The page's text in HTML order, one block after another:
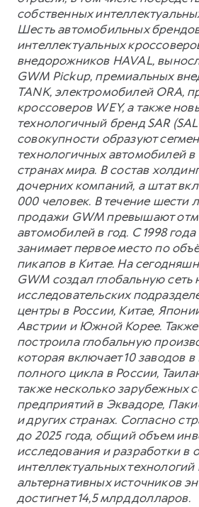
собственных
Шесть автомобильных
интеллектуальных
внедорожников HAVAL,
GWM Pickup, премиальных
TANK, электромобилей ORA,
кроссоверов WEY, а также
технологичный бренд SAR
совокупности образуют
технологичных автомобилей
странах мира. В состав
дочерних компаний, а штат
000 человек. В течение шести
продажи GWM превышают
автомобилей в год. С 1998
занимает первое место по
пикапов в Китае. На
GWM создал глобальную сеть
исследовательских
центры в России, Китае,
Австрии и Южной Корее.
построила глобальную
которая включает 10 заводов
полного цикла в России,
также несколько зарубежных
предприятий в Эквадоре,
и других странах. Согласно
до 2025 года, общий объем
исследования и разработки в
интеллектуальных технологий
альтернативных источников
достигнет 14,5 млрд долларов.